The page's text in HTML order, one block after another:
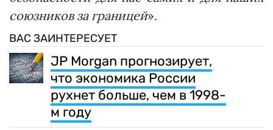
союзников за границей».
ВАС ЗАИНТЕРЕСУЕТ
JP Morgan прогнозирует,
что экономика России
рухнет больше, чем в 1998-
м году